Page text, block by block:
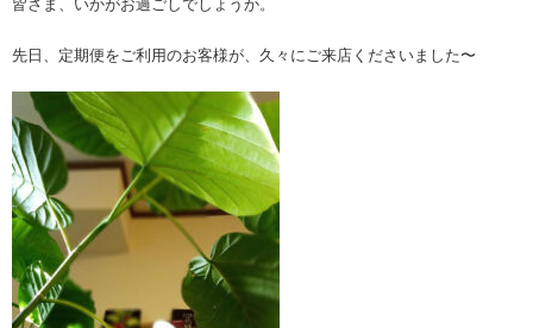
先日、定期便をご利用のお客様が、久々にご来店くださいました〜